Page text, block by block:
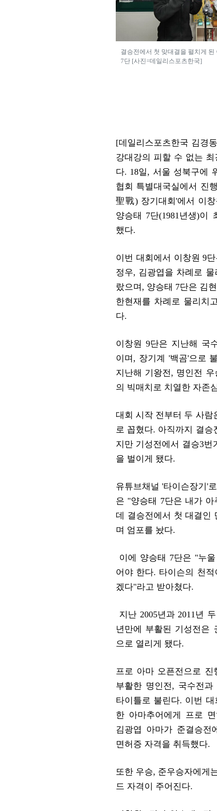
결승전에서 첫 맞대결을 펼치게
7단 [사진=데일리스포츠한국]
[데일리스포츠한국 김경
강대강의 피할 수 없는
다. 18일, 서울 성북구에
협회 특별대국실에서 진
聖戰) 장기대회'에서 이창
양승태 7단(1981년생)이
했다.
이번 대회에서 이창원 9
정우, 김광엽을 차례로
랐으며, 양승태 7단은 김
한현재를 차례로 물리치
다.
이창원 9단은 지난해 국
이며, 장기계 '백곰'으로
지난해 기왕전, 명인전
의 빅매치로 치열한 자존
대회 시작 전부터 두 사람
로 꼽혔다. 아직까지 결승
지만 기성전에서 결승3번
을 벌이게 됐다.
유튜브채널 '타이슨장기'
은 "양승태 7단은 내가
데 결승전에서 첫 대결인
며 엄포를 놨다.
이에 양승태 7단은 "누
어야 한다. 타이슨의 천
겠다"라고 받아쳤다.
지난 2005년과 2011년
년만에 부활된 기성전은
으로 열리게 됐다.
프로 아마 오픈전으로 진
부활한 명인전, 국수전
타이틀로 불린다. 이번
한 아마추어에게 프로
김광엽 아마가 준결승전
면허증 자격을 취득했다.
또한 우승, 준우승자에게
드 자격이 주어진다.